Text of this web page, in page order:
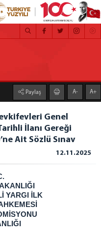
Paylaş A- A+
Genel
İlanı Gereği
Ait Sözlü Sınav
12.11.2025
YARGI İLK